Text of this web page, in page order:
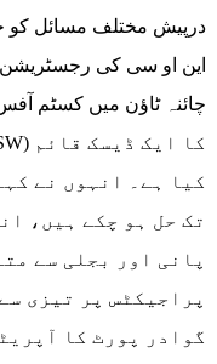
درپیش مختلف مسائل کو
این او سی کی
چائنہ ٹاؤن میں کسٹم
کیا ہے۔ انہوں نے
تک حل ہو چکے ہیں،
پانی اور بجلی سے
پراجیکٹس پر تیزی
گوادر پورٹ کا